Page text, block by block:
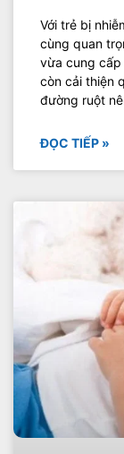
Với trẻ bị
cùng quan
vừa cung cấp
còn cải thiện
đường ruột
ĐỌC TIẾP »